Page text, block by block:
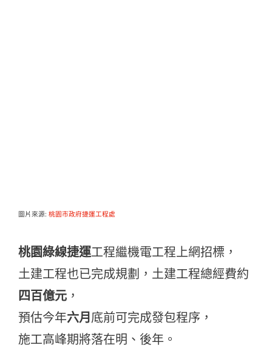
圖片來源: 桃園市政府捷運工程處
桃園綠線捷運工程繼機電工程上網招標，
土建工程也已完成規劃，土建工程總經費約
四百億元 ，
預估今年六月 底前可完成發包程序，
施工高峰期將落在明、後年。